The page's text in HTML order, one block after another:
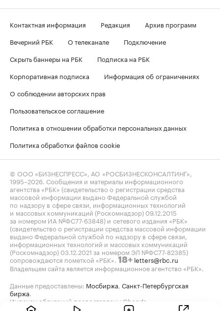
Контактная информация Редакция
Архив программ
Вечерний РБК
О телеканале
Подключение
Скрыть баннеры на РБК
Подписка на РБК
Корпоративная подписка
Информация об ограничениях
О соблюдении авторских прав
Пользовательское соглашение
Политика в отношении обработки персональных данных
Политика обработки файлов cookie
© ООО «БИЗНЕСПРЕСС», АО «РОСБИЗНЕСКОНСАЛТИНГ»,
1995–2026 . Сообщения и материалы информационного
агентства «РБК» (свидетельство о регистрации средства
массовой информации выдано Федеральной службой
по надзору в сфере связи, информационных технологий
и массовых коммуникаций (Роскомнадзор) 09.12.2015
за номером ИА №ФС77-63848) и сетевого издания «РБК»
(свидетельство о регистрации средства массовой информации
выдано Федеральной службой по надзору в сфере связи,
информационных технологий и массовых коммуникаций
(Роскомнадзор) 03.12.2021 за номером ЭЛ №ФС77-82385)
сопровождаются пометкой «РБК». 18+ letters@rbc.ru
Владельцем сайта является информационное агентство «РБК».
Данные предоставлены: Мосбиржа Санкт-Петербургская
биржа
Индексы облигаций предоставлены Cbonds.